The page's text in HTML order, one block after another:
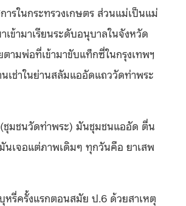
ารในกระทรวงเกษตร ส่วนแม่เป็นแม่
เข้ามาเรียนระดับอนุบาลในจังหวัด
ตามพ่อที่เข้ามาขับแท็กซี่ในกรุงเทพฯ
เช่าในย่านสลัมแออัดแถววัดท่าพระ
(ชุมชนวัดท่าพระ) มันชุมชนแออัด ตื่น
มันเจอแต่ภาพเดิมๆ ทุกวันคือ ยาเสพ
บุหรี่ครั้งแรกตอนสมัย ป.6 ด้วยสาเหตุ